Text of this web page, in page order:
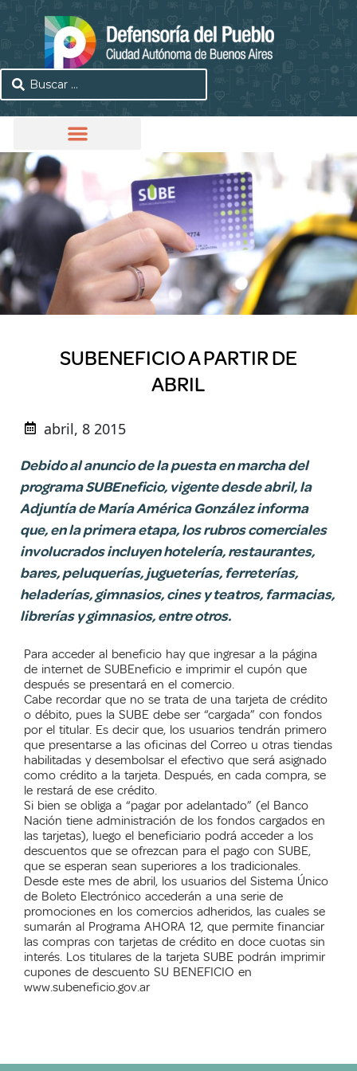
SUBENEFICIO A PARTIR DE
ABRIL
abril, 8 2015
Debido al anuncio de la puesta en marcha del
programa SUBEneficio, vigente desde abril, la
Adjuntía de María América González informa
que, en la primera etapa, los rubros comerciales
involucrados incluyen hotelería, restaurantes,
bares, peluquerías, jugueterías, ferreterías,
heladerías, gimnasios, cines y teatros, farmacias,
librerías y gimnasios, entre otros.
Para acceder al beneficio hay que ingresar a la página
de internet de SUBEneficio e imprimir el cupón que
después se presentará en el comercio.
Cabe recordar que no se trata de una tarjeta de crédito
o débito, pues la SUBE debe ser “cargada” con fondos
por el titular. Es decir que, los usuarios tendrán primero
que presentarse a las oficinas del Correo u otras tiendas
habilitadas y desembolsar el efectivo que será asignado
como crédito a la tarjeta. Después, en cada compra, se
le restará de ese crédito.
Si bien se obliga a “pagar por adelantado” (el Banco
Nación tiene administración de los fondos cargados en
las tarjetas), luego el beneficiario podrá acceder a los
descuentos que se ofrezcan para el pago con SUBE,
que se esperan sean superiores a los tradicionales.
Desde este mes de abril, los usuarios del Sistema Único
de Boleto Electrónico accederán a una serie de
promociones en los comercios adheridos, las cuales se
sumarán al Programa AHORA 12, que permite financiar
las compras con tarjetas de crédito en doce cuotas sin
interés. Los titulares de la tarjeta SUBE podrán imprimir
cupones de descuento SU BENEFICIO en
www.subeneficio.gov.ar